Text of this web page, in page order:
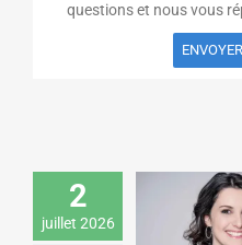
2
juillet 2026
Fanny
une table
gestion de
questions et nous vous